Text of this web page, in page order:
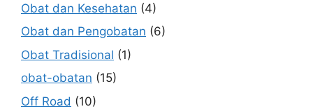
Obat dan Kesehatan (4)
Obat dan Pengobatan (6)
Obat Tradisional (1)
obat-obatan (15)
Off Road (10)